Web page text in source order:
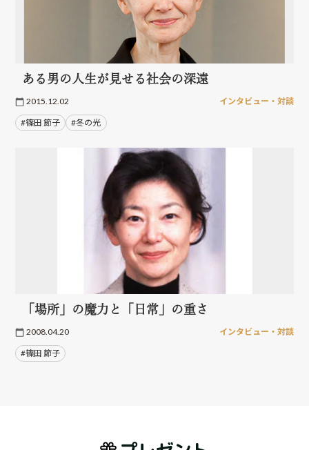
ある男の人生が見せる社会の深遠
2015.12.02 インタビュー・対談
#篠田 節子 #冬の光
「場所」の魔力と「日常」の重さ
2008.04.20 インタビュー・対談
#篠田 節子